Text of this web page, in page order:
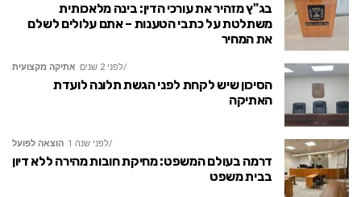
בג"ץ מזהיר את עורכי הדין: בינה מלאכותית
משתלטת על כתבי הטענות – אתם עלולים לשלם
את המחיר
אתיקה מקצועית לפני 2 שנים
הסיכון שיש לקחת לפני הגשת תלונה לועדת
האתיקה
הוצאה לפועל לפני שנה 1
דרמה בעולם המשפט: מחיקת חובות מהירה ללא דיון
בבית משפט